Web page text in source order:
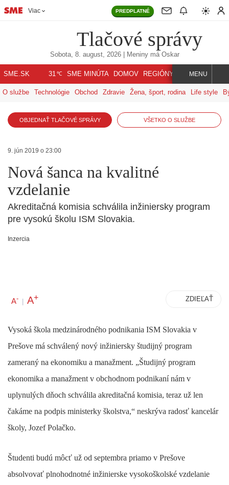
Viac PREDPLATNÉ
Tlačové správy
Sobota, 8. august, 2026| Meniny má Oskar
SME.SK 31℃ SME MINÚTA DOMOV REGIÓNY INDEX SVET
MENU
O službe Technológie Obchod Zdravie Žena, šport, rodina Life style
OBJEDNAŤ TLAČOVÉ SPRÁVY VŠETKO O SLUŽBE
9. jún 2019 o 23:00
Nová šanca na kvalitné
vzdelanie
Akreditačná komisia schválila inžiniersky program
pre vysokú školu ISM Slovakia.
Inzercia
A- | A+ ZDIEĽAŤ
Vysoká škola medzinárodného podnikania ISM Slovakia v
Prešove má schválený nový inžiniersky študijný program
zameraný na ekonomiku a manažment. „Študijný program
ekonomika a manažment v obchodnom podnikaní nám v
uplynulých dňoch schválila akreditačná komisia, teraz už len
čakáme na podpis ministerky školstva,“ neskrýva radosť kancelár
školy, Jozef Polačko.
Študenti budú môcť už od septembra priamo v Prešove
absolvovať plnohodnotné inžinierske vysokoškolské vzdelanie